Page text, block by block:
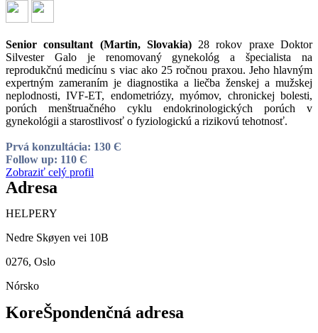
Senior consultant (Martin, Slovakia) 28 rokov praxe Doktor
Silvester Galo je renomovaný gynekológ a špecialista na
reprodukčnú medicínu s viac ako 25 ročnou praxou. Jeho hlavným
expertným zameraním je diagnostika a liečba ženskej a mužskej
neplodnosti, IVF-ET, endometriózy, myómov, chronickej bolesti,
porúch menštruačného cyklu endokrinologických porúch v
gynekológii a starostlivosť o fyziologickú a rizikovú tehotnosť.
Prvá konzultácia: 130 Є
Follow up: 110 Є
Zobraziť celý profil
Adresa
HELPERY
Nedre Skøyen vei 10B
0276, Oslo
Nórsko
KoreŠpondenčná adresa